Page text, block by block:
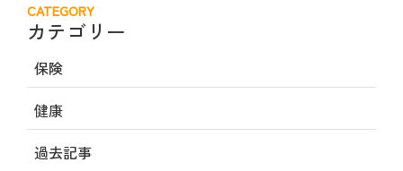
CATEGORY
カテゴリー
保険
健康
過去記事